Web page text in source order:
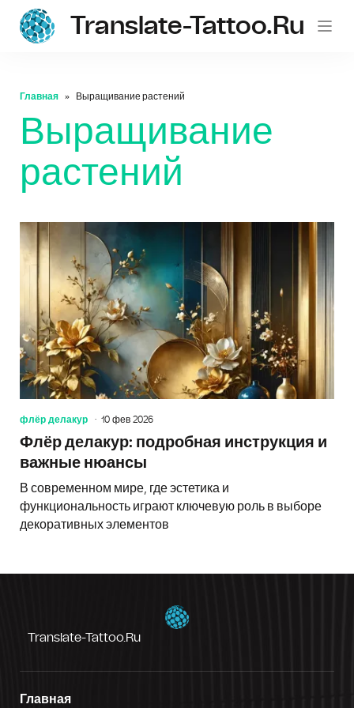
Translate-Tattoo.ru
Главная Выращивание растений
Выращивание
растений
флёр делакур 10 фев 2026
Флёр делакур: подробная инструкция и
важные нюансы
В современном мире, где эстетика и
функциональность играют ключевую роль в выборе
декоративных элементов
Translate-Tattoo.ru
Главная